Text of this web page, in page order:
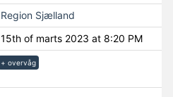
Region Sjælland
15th of marts 2023 at 8:20 PM
+ overvåg